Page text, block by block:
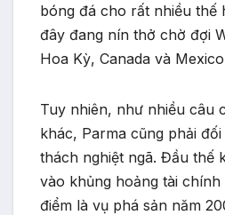
bóng đá cho rất nhiều thế
đây đang nín thở chờ đợi
Hoa Kỳ, Canada và
Tuy nhiên, như nhiều câu
khác, Parma cũng phải
thách nghiệt ngã. Đầu thế
vào khủng hoảng tài
điểm là vụ phá sản năm